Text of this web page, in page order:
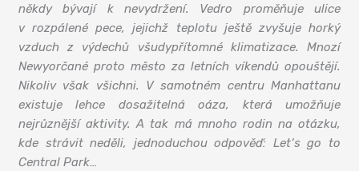
někdy bývají k nevydržení. Vedro proměňuje ulice
v rozpálené pece, jejichž teplotu ještě zvyšuje horký
vzduch z výdechů všudypřítomné klimatizace. Mnozí
Newyorčané proto město za letních víkendů opouštějí.
Nikoliv však všichni. V samotném centru Manhattanu
existuje lehce dosažitelná oáza, která umožňuje
nejrůznější aktivity. A tak má mnoho rodin na otázku,
kde strávit neděli, jednoduchou odpověď: Let‘s go to
Central Park…